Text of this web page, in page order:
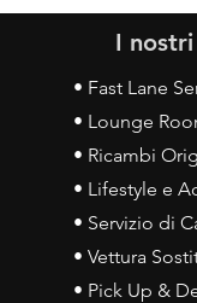
I
• Fast Lane
• Lounge
• Ricambi
• Lifestyle e
• Servizio di
• Vettura
• Pick Up &